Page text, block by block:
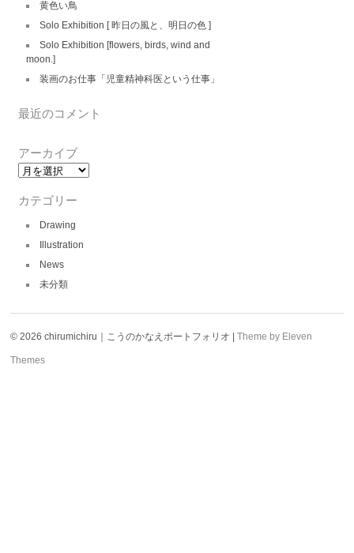
黄色い鳥
Solo Exhibition [ 昨日の風と、明日の色 ]
Solo Exhibition [flowers, birds, wind and
moon.]
装画のお仕事「児童精神科医という仕事」
最近のコメント
アーカイブ
ア
カ
ブ
カテゴリー
Drawing
Illustration
News
未分類
© 2026 chirumichiru｜こうのかなえポートフォリオ |Theme by Eleven
Themes